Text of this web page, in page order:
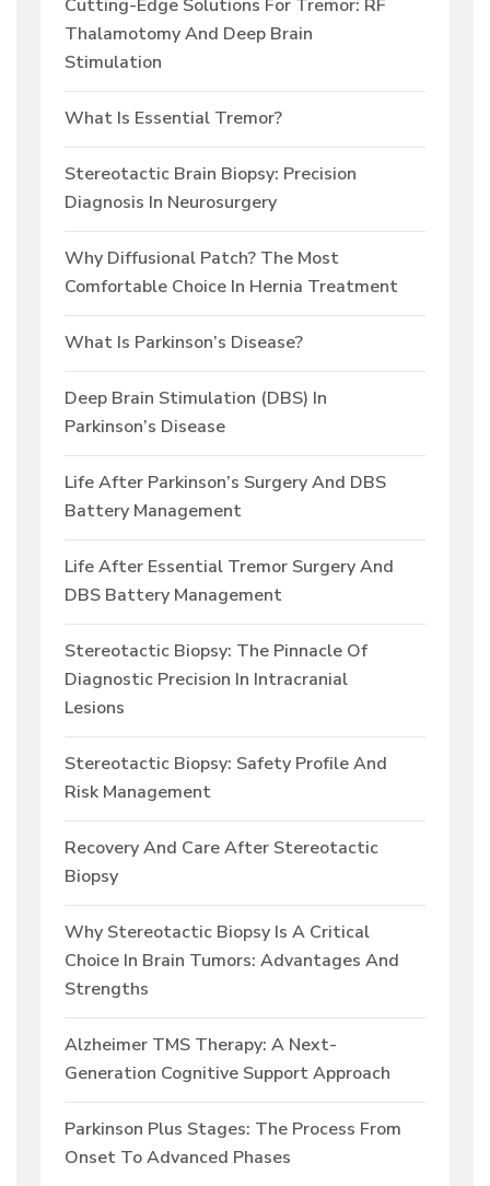
Cutting-Edge Solutions For Tremor: RF
Thalamotomy And Deep Brain
Stimulation
What Is Essential Tremor?
Stereotactic Brain Biopsy: Precision
Diagnosis In Neurosurgery
Why Diffusional Patch? The Most
Comfortable Choice In Hernia Treatment
What Is Parkinson’s Disease?
Deep Brain Stimulation (DBS) In
Parkinson’s Disease
Life After Parkinson’s Surgery And DBS
Battery Management
Life After Essential Tremor Surgery And
DBS Battery Management
Stereotactic Biopsy: The Pinnacle Of
Diagnostic Precision In Intracranial
Lesions
Stereotactic Biopsy: Safety Profile And
Risk Management
Recovery And Care After Stereotactic
Biopsy
Why Stereotactic Biopsy Is A Critical
Choice In Brain Tumors: Advantages And
Strengths
Alzheimer TMS Therapy: A Next-
Generation Cognitive Support Approach
Parkinson Plus Stages: The Process From
Onset To Advanced Phases